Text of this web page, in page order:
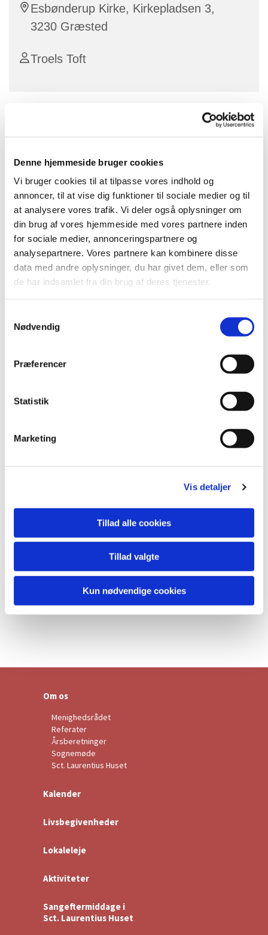
Denne hjemmeside bruger cookies
Vi bruger cookies til at tilpasse vores indhold og
annoncer, til at vise dig funktioner til sociale medier og til
at analysere vores trafik. Vi deler også oplysninger om
din brug af vores hjemmeside med vores partnere inden
for sociale medier, annonceringspartnere og
analysepartnere. Vores partnere kan kombinere disse
data med andre oplysninger, du har givet dem, eller som
de har indsamlet fra din brug af deres tjenester.
Nødvendig
Præferencer
Statistik
Marketing
Vis detaljer
Tillad alle cookies
Tillad valgte
Kun nødvendige cookies
Esbønderup Kirke, Kirkepladsen 3,
3230 Græsted
Troels Toft
Du vil måske også kunne lide...
Om os
Menighedsrådet
Referater
Årsberetninger
Sognemøde
Sct. Laurentius Huset
Kalender
Livsbegivenheder
Lokaleleje
Aktiviteter
Sangeftermiddage i
Sct. Laurentius Huset